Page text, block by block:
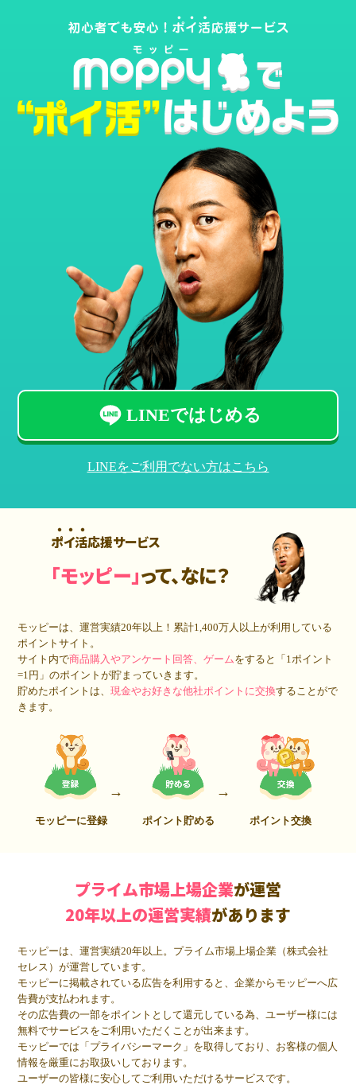
LINEではじめる
LINEをご利用でない方はこちら
ポイ活応援サービス
「モッピー」って、なに？
モッピーは、運営実績20年以上！累計1,400万人 以上が利用している
ポイントサイト。
サイト内で商品購入やアンケート回答、ゲームをすると「1ポイント
=1円」のポイントが貯まっていきます。
貯めたポイントは、現金やお好きな他社ポイントに交換することがで
きます。
モッピーに登録 ポイント貯める ポイント交換
プライム市場上場企業が運営
20年以上の運営実績があります
モッピーは、運営実績20年以上。プライム市場上場企業（株式会社
セレス）が運営しています。
モッピーに掲載されている広告を利用すると、企業からモッピーへ広
告費が支払われます。
その広告費の一部をポイントとして還元している為、ユーザー様には
無料でサービスをご利用いただくことが出来ます。
モッピーでは「プライバシーマーク」を取得しており、お客様の個人
情報を厳重にお取扱いしております。
ユーザーの皆様に安心してご利用いただけるサービスです。